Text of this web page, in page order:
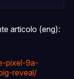
articolo (eng):
pixel-9a-
reveal/